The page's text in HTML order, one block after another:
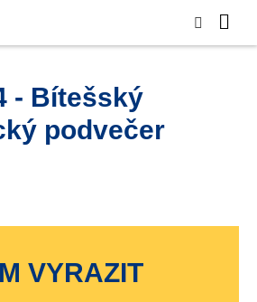
- Bítešský
podvečer
VYRAZIT